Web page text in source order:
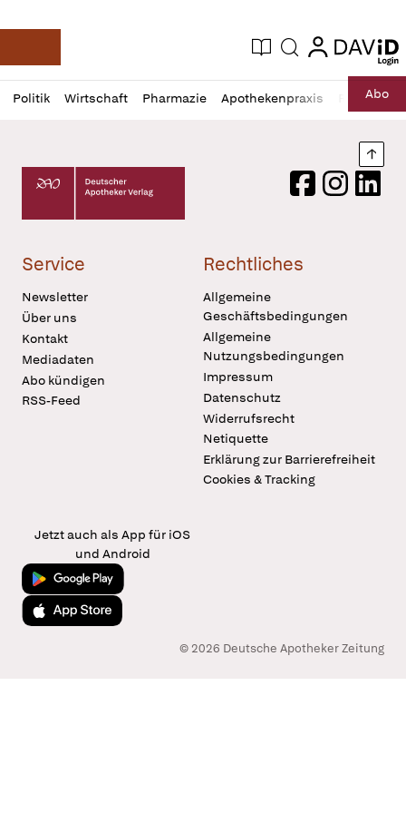
Deutsche Apotheker Zeitung
Aktuelle Ausgabe
Suche login
login
Politik Wirtschaft Pharmazie Apothekenpraxis RechtAbo
Profil
öffnen
Daz
Pur
Deutscher Apotheker Verlag Logo
FacebookInstagram
Service
Newsletter
Über uns
Kontakt
Mediadaten
Abo kündigen
RSS-Feed
Rechtliches
Allgemeine
Geschäftsbedingungen
Allgemeine
Nutzungsbedingungen
Impressum
Datenschutz
Widerrufsrecht
Netiquette
Erklärung zur Barrierefreiheit
Cookies & Tracking
Jetzt auch als App für iOS
und Android
Jetzt bei Google Play
Laden im App Store
© 2026 Deutsche Apotheker Zeitung